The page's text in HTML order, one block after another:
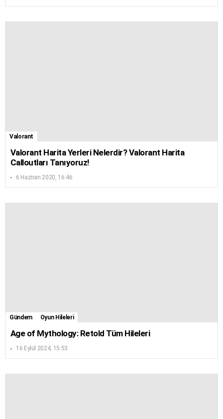
Valorant
Valorant Harita Yerleri Nelerdir? Valorant Harita
Calloutları Tanıyoruz!
6 Haziran 2020, 16:46
Gündem Oyun Hileleri
Age of Mythology: Retold Tüm Hileleri
16 Eylül 2024, 15:53